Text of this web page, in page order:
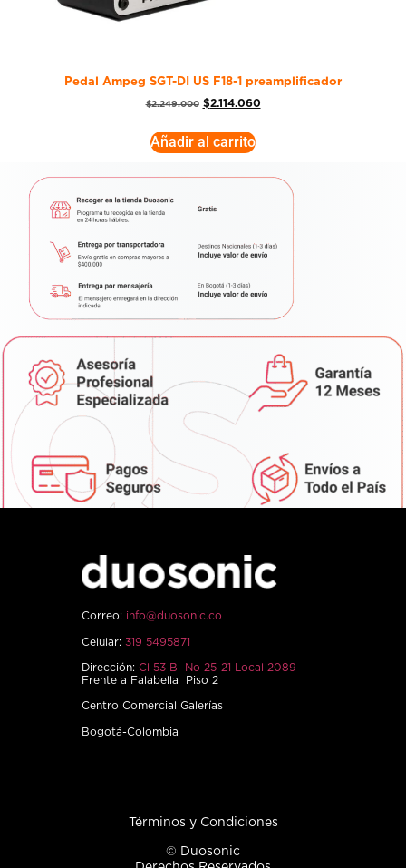
Pedal Ampeg SGT-DI US F18-1 preamplificador
$2.249.000 $2.114.060
Añadir al carrito
Correo: info@duosonic.co
Celular: 319 5495871
Dirección: Cl 53 B No 25-21 Local 2089
Frente a Falabella Piso 2
Centro Comercial Galerías
Bogotá-Colombia
Términos y Condiciones
© Duosonic